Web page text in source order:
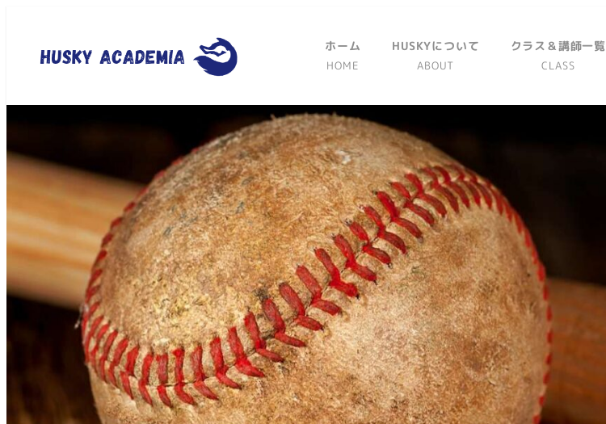
ホーム
HOME
HUSKYについて
ABOUT
クラス＆講師一覧
CLASS